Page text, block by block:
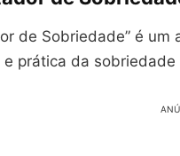
de Sobriedade” é
e prática da